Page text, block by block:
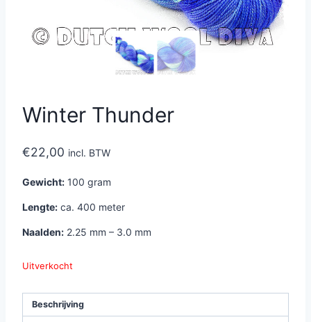
Winter Thunder
€22,00 incl. BTW
Gewicht: 100 gram
Lengte: ca. 400 meter
Naalden: 2.25 mm – 3.0 mm
Uitverkocht
Beschrijving